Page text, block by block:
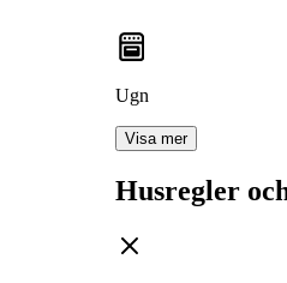
Ugn
Visa mer
Husregler